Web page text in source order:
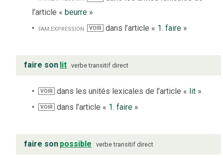
l’article « beurre »
fam. expression VOIR dans l’article « 1. faire»
faire son lit verbe transitif direct
VOIR dans les unités lexicales de l’article « lit »
VOIR dans l’article « 1. faire »
faire son possible verbe transitif direct